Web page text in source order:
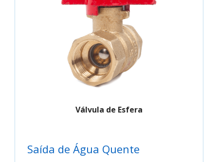
Válvula de Esfera
Saída de Água Quente